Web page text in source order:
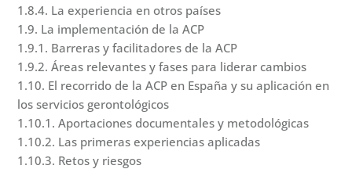
1.8.4. La experiencia en otros países
1.9. La implementación de la ACP
1.9.1. Barreras y facilitadores de la ACP
1.9.2. Áreas relevantes y fases para liderar cambios
1.10. El recorrido de la ACP en España y su aplicación en
los servicios gerontológicos
1.10.1. Aportaciones documentales y metodológicas
1.10.2. Las primeras experiencias aplicadas
1.10.3. Retos y riesgos